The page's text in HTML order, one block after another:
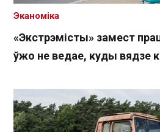
«Экстрэмісты» замест
ўжо не ведае, куды вядзе
Эканоміка